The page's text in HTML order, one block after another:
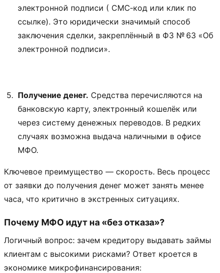
электронной подписи ( СМС‑код или клик по
ссылке). Это юридически значимый способ
заключения сделки, закреплённый в ФЗ № 63 «Об
электронной подписи».
Получение денег. Средства перечисляются на
банковскую карту, электронный кошелёк или
через систему денежных переводов. В редких
случаях возможна выдача наличными в офисе
МФО.
Ключевое преимущество — скорость. Весь процесс
от заявки до получения денег может занять менее
часа, что критично в экстренных ситуациях.
Почему МФО идут на «без отказа»?
Логичный вопрос: зачем кредитору выдавать займы
клиентам с высокими рисками? Ответ кроется в
экономике микрофинансирования: